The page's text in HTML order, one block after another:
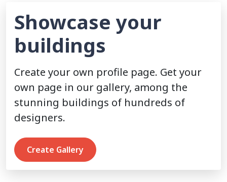
Showcase your
buildings
Create your own profile page. Get your
own page in our gallery, among the
stunning buildings of hundreds of
designers.
Create Gallery